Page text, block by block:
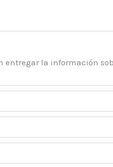
entregar la información